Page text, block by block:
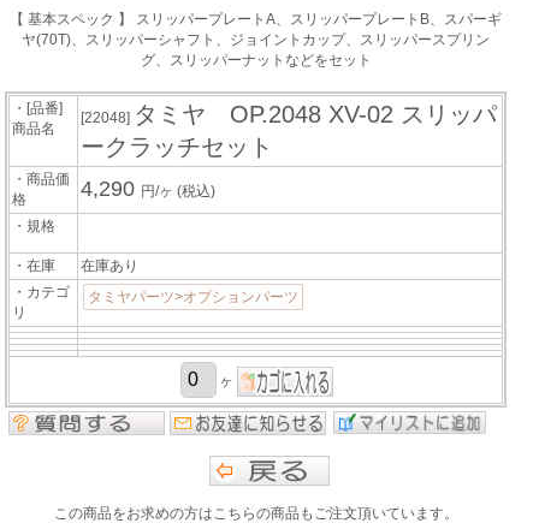
【 基本スペック 】 スリッパープレートA、スリッパープレートB、スパーギ
ヤ(70T)、スリッパーシャフト、ジョイントカップ、スリッパースプリン
グ、スリッパーナットなどをセット
・[品番]
商品名
[22048] タミヤ OP.2048 XV-02 スリッパ
ークラッチセット
・商品価
格
4,290 円/ヶ(税込)
・規格
・在庫
在庫あり
・カテゴ
リ
タミヤパーツ>オプションパーツ
ヶ
この商品をお求めの方はこちらの商品もご注文頂いています。